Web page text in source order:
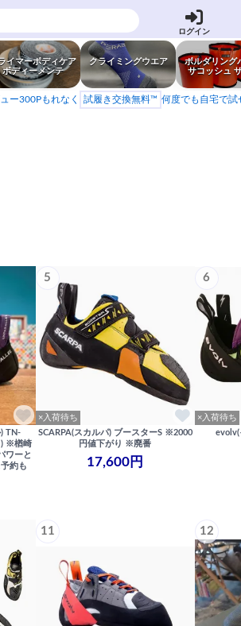
ログイン
イマーボディケア
ボディーメンテ
クライミングウエア
ボルダリング
サコッシュ
ー300Pもれなく 試履き交換無料™ 何度でも自宅で試
TN-
) ※楢崎
ワーと
約も
5
×入荷待ち
SCARPA(スカルパ) ブースターS ※2000
円値下がり ※廃番
17,600円
6
×入荷待ち
evolv(
11 12